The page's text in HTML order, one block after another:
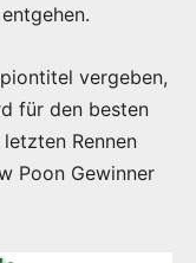
vergeben,
für den besten
Rennen
Poon Gewinner